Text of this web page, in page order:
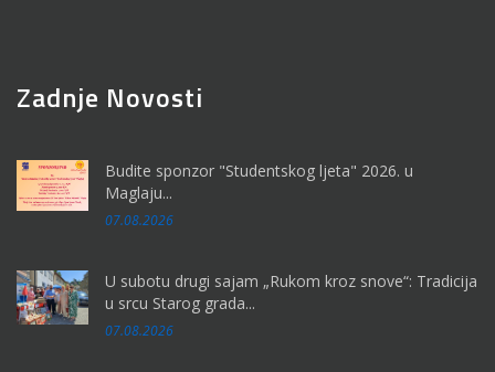
Zadnje Novosti
Budite sponzor "Studentskog ljeta" 2026. u
Maglaju...
07.08.2026
U subotu drugi sajam „Rukom kroz snove“: Tradicija
u srcu Starog grada...
07.08.2026